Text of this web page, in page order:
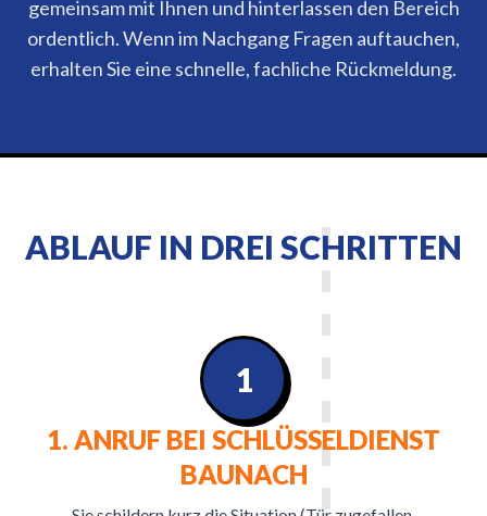
gemeinsam mit Ihnen und hinterlassen den Bereich
ordentlich. Wenn im Nachgang Fragen auftauchen,
erhalten Sie eine schnelle, fachliche Rückmeldung.
ABLAUF IN DREI SCHRITTEN
1. ANRUF BEI SCHLÜSSELDIENST
BAUNACH
1